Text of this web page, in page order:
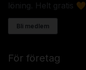
löning. Helt gratis 🧡
Bli medlem
För företag